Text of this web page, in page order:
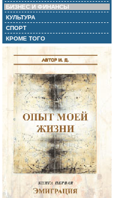
БИЗНЕС И ФИНАНСЫ
КУЛЬТУРА
СПОРТ
КРОМЕ ТОГО